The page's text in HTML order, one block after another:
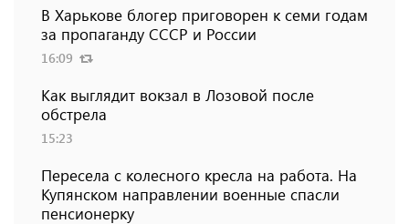
В Харькове блогер приговорен к семи годам
за пропаганду СССР и России
16:09
Как выглядит вокзал в Лозовой после
обстрела
15:23
Пересела с колесного кресла на работа. На
Купянском направлении военные спасли
пенсионерку